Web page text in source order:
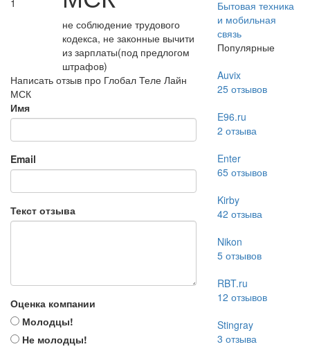
1
не соблюдение трудового
кодекса, не законные вычити
из зарплаты(под предлогом
штрафов)
Написать отзыв про Глобал Теле Лайн
МСК
Имя
Email
Текст отзыва
Оценка компании
Молодцы!
Не молодцы!
Бытовая техника
и мобильная
связь
Популярные
Auvix
25отзывов
E96.ru
2 отзыва
Enter
65отзывов
Kirby
42 отзыва
Nikon
5отзывов
RBT.ru
12 отзывов
Stingray
3 отзыва